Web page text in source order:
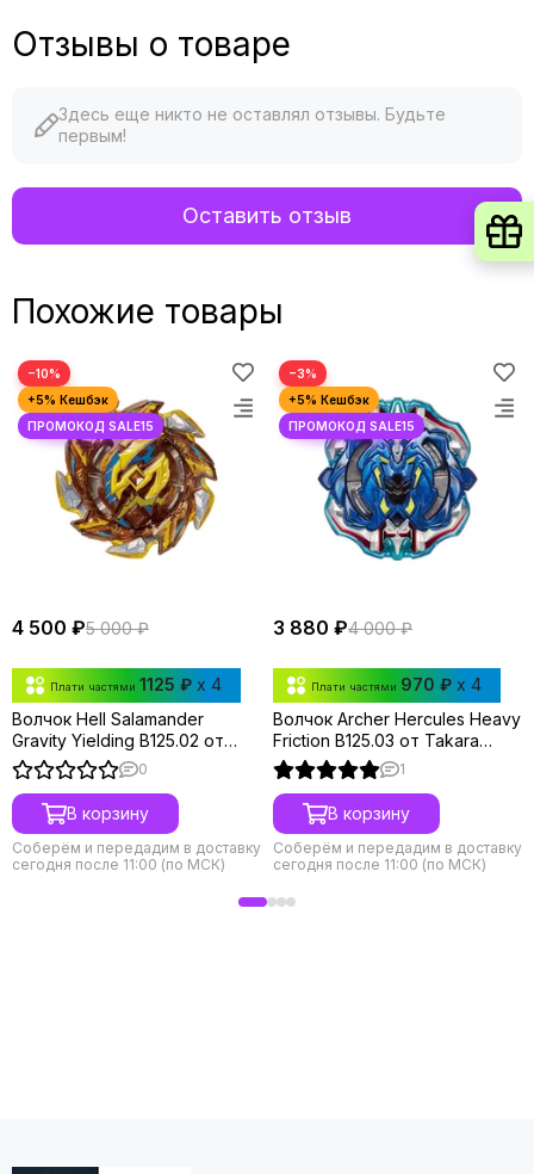
Отзывы о товаре
Здесь еще никто не оставлял отзывы. Будьте
первым!
Оставить отзыв
Похожие товары
−10%
4 500 ₽5 000 ₽
Плати частями 1125 ₽ x 4
Волчок Hell Salamander
Gravity Yielding B125.02 от
Takara Tomy
0
В корзину
Соберём и передадим в доставку
сегодня после 11:00 (по МСК)
−3%
3 880 ₽4 000 ₽
Плати частями 970 ₽ x 4
Волчок Archer Hercules Heavy
Friction B125.03 от Takara
Tomy
1
В корзину
Соберём и передадим в доставку
сегодня после 11:00 (по МСК)